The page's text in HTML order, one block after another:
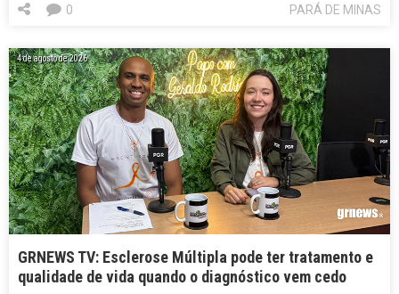
PARÁ DE MINAS
0
4 de agosto de 2026
GRNEWS TV: Esclerose Múltipla pode ter tratamento e
qualidade de vida quando o diagnóstico vem cedo